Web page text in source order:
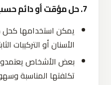
7. حل مؤقت أو دائم حسب الحاجة
يمكن استخدامها كحل
الأسنانأو التركيبات
بعض الأشخاص
تكلفتها المناسبة